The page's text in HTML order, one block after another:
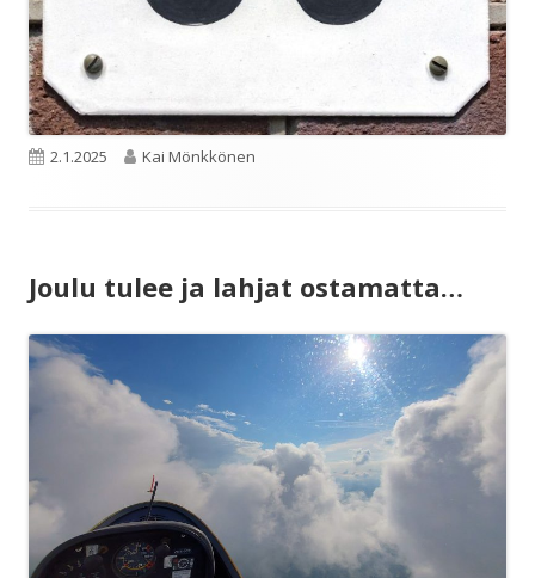
Julkaistu
2.1.2025 Kirjoittaja
Kai Mönkkönen
Joulu tulee ja lahjat ostamatta…